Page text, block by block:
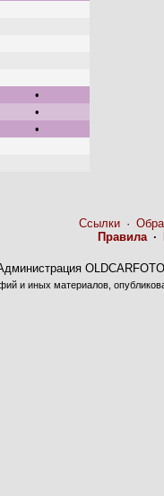
•
•
•
Ссылки·
Правила·
и иных материалов,